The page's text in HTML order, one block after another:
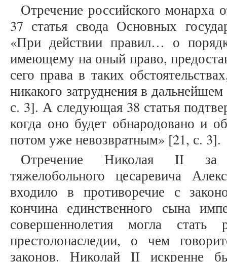
Отречение российского монарха
37 статья свода Основных
«При действии правил… о
имеющему на оный право,
сего права в таких
никакого затруднения в
с. 3]. А следующая 38 статья
когда оно будет обнародовано и
потом уже невозвратным» [21, с. 3].
Отречение Николая II за
тяжелобольного цесаревича
входило в противоречие с
кончина единственного сына
совершеннолетия могла стать
престолонаследии, о чем
законов. Николай II искренне